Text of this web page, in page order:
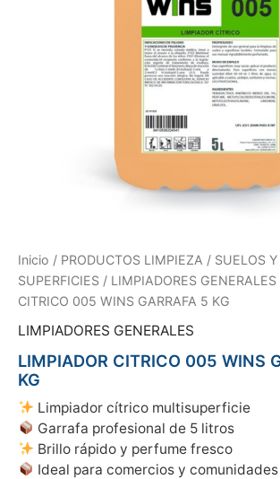
Inicio / PRODUCTOS LIMPIEZA / SUELOS Y
SUPERFICIES / LIMPIADORES GENERALES
CITRICO 005 WINS GARRAFA 5 KG
LIMPIADORES GENERALES
LIMPIADOR CITRICO 005 WINS
KG
Limpiador cítrico multisuperficie
Garrafa profesional de 5 litros
Brillo rápido y perfume fresco
Ideal para comercios y comunidades